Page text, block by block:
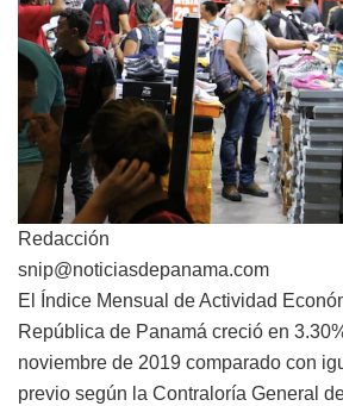
Redacción
snip@noticiasdepanama.com
El Índice Mensual de Actividad
República de Panamá creció en
noviembre de 2019 comparado con
previo según la Contraloría General